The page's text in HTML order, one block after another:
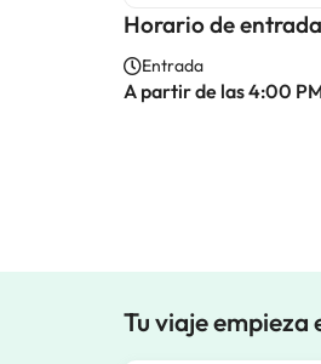
Horario de
Entrada
A partir de las 4:00
Tu viaje empieza